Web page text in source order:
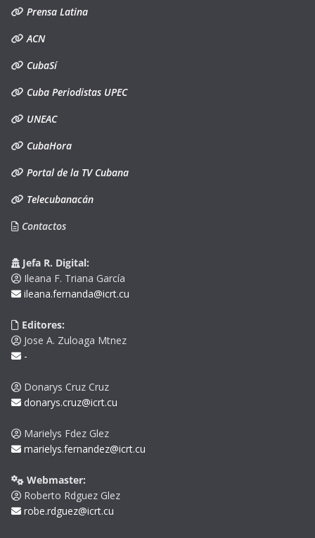
Prensa Latina
ACN
CubaSí
Cuba Periodistas UPEC
UNEAC
CubaHora
Portal de la TV Cubana
Telecubanacán
Contactos
Jefa R. Digital:
Ileana F. Triana García
ileana.fernanda@icrt.cu
Editores:
Jose A. Zuloaga Mtnez
-
Donarys Cruz Cruz
donarys.cruz@icrt.cu
Marielys Fdez Glez
marielys.fernandez@icrt.cu
Webmaster:
Roberto Rdguez Glez
robe.rdguez@icrt.cu